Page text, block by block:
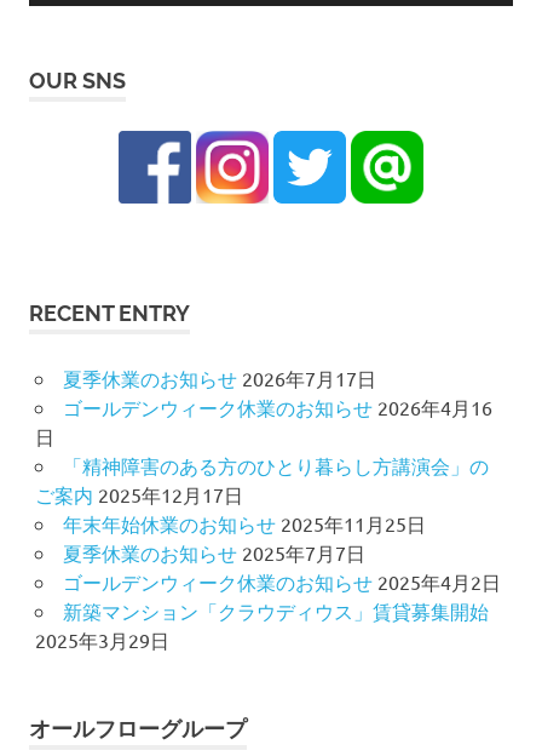
OUR SNS
RECENT ENTRY
夏季休業のお知らせ 2026年7月17日
ゴールデンウィーク休業のお知らせ 2026年4月16
日
「精神障害のある方のひとり暮らし方講演会」の
ご案内 2025年12月17日
年末年始休業のお知らせ 2025年11月25日
夏季休業のお知らせ 2025年7月7日
ゴールデンウィーク休業のお知らせ 2025年4月2日
新築マンション「クラウディウス」賃貸募集開始
2025年3月29日
オールフローグループ